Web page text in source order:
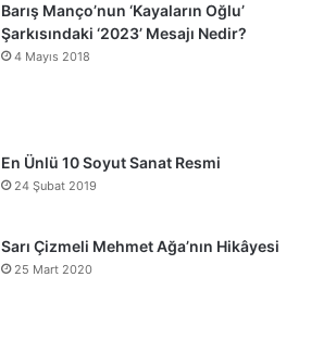
Barış Manço’nun ‘Kayaların Oğlu’
Şarkısındaki ‘2023’ Mesajı Nedir?
4 Mayıs 2018
En Ünlü 10 Soyut Sanat Resmi
24 Şubat 2019
Sarı Çizmeli Mehmet Ağa’nın Hikâyesi
25 Mart 2020